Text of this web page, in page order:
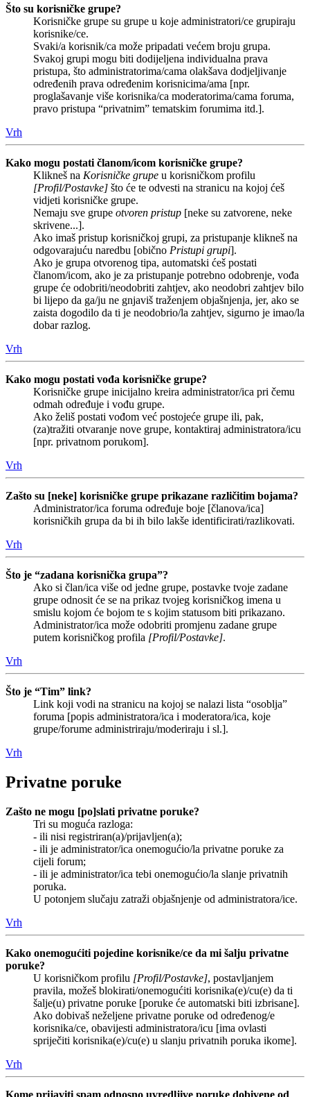
Što su korisničke grupe?
Korisničke grupe su grupe u koje administratori/ce grupiraju
korisnike/ce.
Svaki/a korisnik/ca može pripadati većem broju grupa.
Svakoj grupi mogu biti dodijeljena individualna prava
pristupa, što administratorima/cama olakšava dodjeljivanje
određenih prava određenim korisnicima/ama [npr.
proglašavanje više korisnika/ca moderatorima/cama foruma,
pravo pristupa “privatnim” tematskim forumima itd.].
Vrh
Kako mogu postati članom/icom korisničke grupe?
Klikneš na Korisničke grupe u korisničkom profilu
[Profil/Postavke] što će te odvesti na stranicu na kojoj ćeš
vidjeti korisničke grupe.
Nemaju sve grupe otvoren pristup [neke su zatvorene, neke
skrivene...].
Ako imaš pristup korisničkoj grupi, za pristupanje klikneš na
odgovarajuću naredbu [obično Pristupi grupi].
Ako je grupa otvorenog tipa, automatski ćeš postati
članom/icom, ako je za pristupanje potrebno odobrenje, vođa
grupe će odobriti/neodobriti zahtjev, ako neodobri zahtjev bilo
bi lijepo da ga/ju ne gnjaviš traženjem objašnjenja, jer, ako se
zaista dogodilo da ti je neodobrio/la zahtjev, sigurno je imao/la
dobar razlog.
Vrh
Kako mogu postati vođa korisničke grupe?
Korisničke grupe inicijalno kreira administrator/ica pri čemu
odmah određuje i vođu grupe.
Ako želiš postati vođom već postojeće grupe ili, pak,
(za)tražiti otvaranje nove grupe, kontaktiraj administratora/icu
[npr. privatnom porukom].
Vrh
Zašto su [neke] korisničke grupe prikazane različitim bojama?
Administrator/ica foruma određuje boje [članova/ica]
korisničkih grupa da bi ih bilo lakše identificirati/razlikovati.
Vrh
Što je “zadana korisnička grupa”?
Ako si član/ica više od jedne grupe, postavke tvoje zadane
grupe odnosit će se na prikaz tvojeg korisničkog imena u
smislu kojom će bojom te s kojim statusom biti prikazano.
Administrator/ica može odobriti promjenu zadane grupe
putem korisničkog profila [Profil/Postavke].
Vrh
Što je “Tim” link?
Link koji vodi na stranicu na kojoj se nalazi lista “osoblja”
foruma [popis administratora/ica i moderatora/ica, koje
grupe/forume administriraju/moderiraju i sl.].
Vrh
Privatne poruke
Zašto ne mogu [po]slati privatne poruke?
Tri su moguća razloga:
- ili nisi registriran(a)/prijavljen(a);
- ili je administrator/ica onemogućio/la privatne poruke za
cijeli forum;
- ili je administrator/ica tebi onemogućio/la slanje privatnih
poruka.
U potonjem slučaju zatraži objašnjenje od administratora/ice.
Vrh
Kako onemogućiti pojedine korisnike/ce da mi šalju privatne
poruke?
U korisničkom profilu [Profil/Postavke], postavljanjem
pravila, možeš blokirati/onemogućiti korisnika(e)/cu(e) da ti
šalje(u) privatne poruke [poruke će automatski biti izbrisane].
Ako dobivaš neželjene privatne poruke od određenog/e
korisnika/ce, obavijesti administratora/icu [ima ovlasti
spriječiti korisnika(e)/cu(e) u slanju privatnih poruka ikome].
Vrh